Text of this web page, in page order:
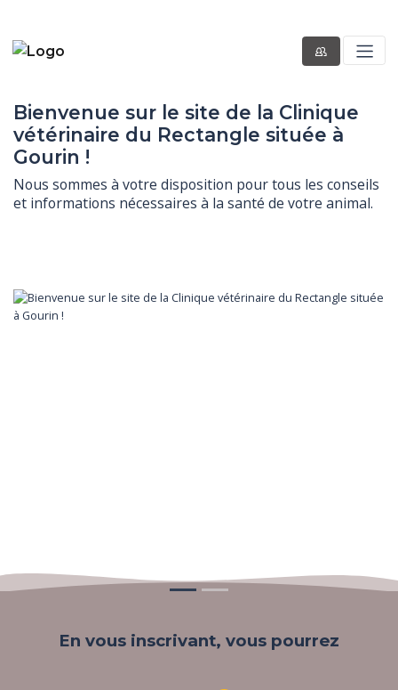
Bienvenue sur le site de la Clinique
vétérinaire du Rectangle située à
Gourin !
Nous sommes à votre disposition pour tous les conseils
et informations nécessaires à la santé de votre animal.
En vous inscrivant, vous pourrez